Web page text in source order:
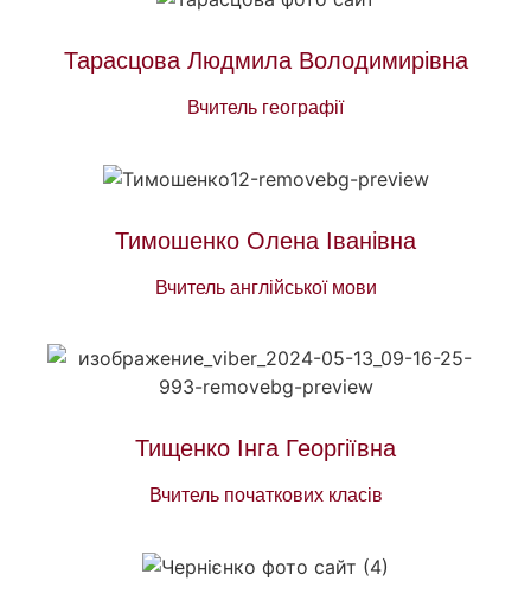
Тарасцова Людмила Володимирівна
Вчитель географії
Тимошенко Олена Іванівна
Вчитель англійської мови
Тищенко Інга Георгіївна
Вчитель початкових класів